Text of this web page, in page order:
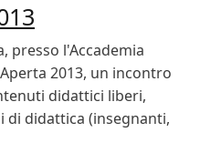
presso l'Accademia
2013, un incontro
didattici liberi,
di didattica (insegnanti,